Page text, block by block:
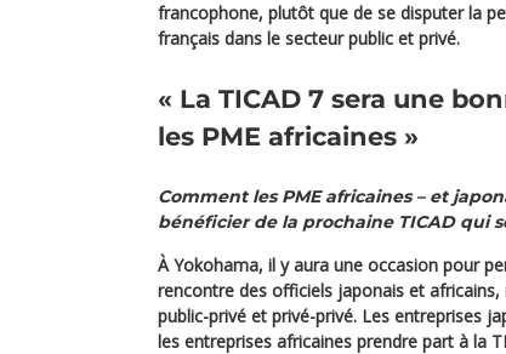
francophone, plutôt que de se disputer la
français dans le secteur public et privé.
« La TICAD 7 sera une
les PME africaines »
Comment les PME africaines – et
bénéficier de la prochaine TICAD qui
À Yokohama, il y aura une occasion pour
rencontre des officiels japonais et africains,
public-privé et privé-privé. Les entreprises
les entreprises africaines prendre part à la